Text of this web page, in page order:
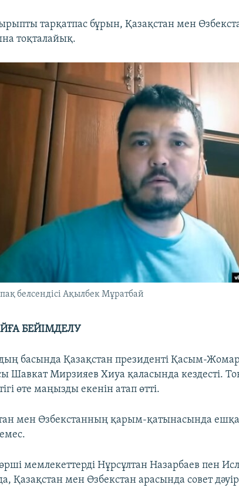
тарқатпас бұрын, Қазақстан мен
тоқталайық.
белсендісі Ақылбек Мұратбай
БЕЙІМДЕЛУ
басында Қазақстан президенті Қасым-
Шавкат Мирзияев Хиуа қаласында кездесті.
өте маңызды екенін атап өтті.
мен Өзбекстанның қарым-қатынасында
мемлекеттерді Нұрсұлтан Назарбаев пен
Қазақстан мен Өзбекстан арасында совет